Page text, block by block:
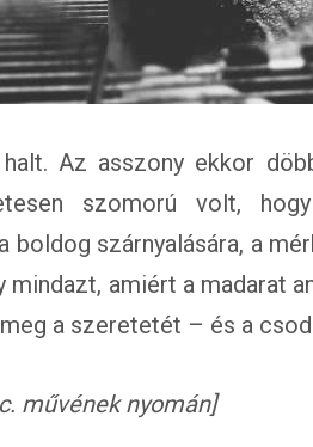
Az asszony ekkor
szomorú volt,
boldog szárnyalására, a
mindazt, amiért a madarat
a szeretetét – és a
művének nyomán]